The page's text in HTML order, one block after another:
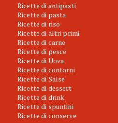
Ricette di antipasti
Ricette di pasta
Ricette di riso
Ricette di altri primi
Ricette di carne
Ricette di pesce
Ricette di Uova
Ricette di contorni
Ricette di Salse
Ricette di dessert
Ricette di drink
Ricette di spuntini
Ricette di conserve